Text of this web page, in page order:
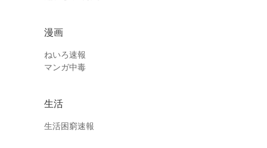
漫画
ねいろ速報
マンガ中毒
生活
生活困窮速報